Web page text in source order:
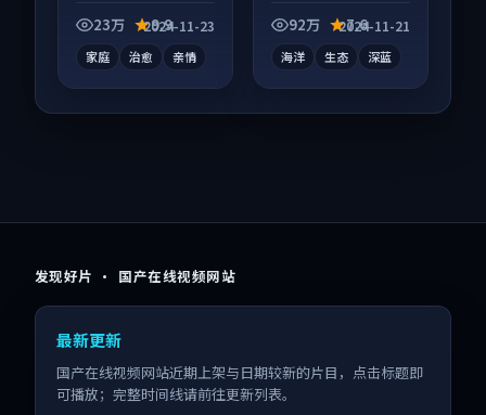
长为内核，情感戏份
23万 9.9
2024-11-23
家庭 治愈 亲情
续发酵，适合周末一
92万 7.6
2024-11-21
海洋 生态 深蓝
发现好片 · 国产在线视频网站
最新更新
国产在线视频网站近期上架与日期较新的片目，点击标题即
可播放；完整时间线请前往更新列表。